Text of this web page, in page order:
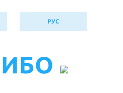
РУС